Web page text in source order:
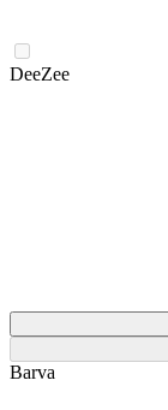
DeeZee
Barva